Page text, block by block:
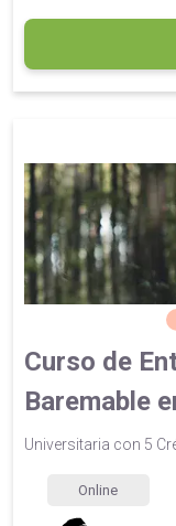
Curso de
Baremable
Universitaria con 5
Online